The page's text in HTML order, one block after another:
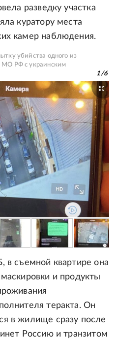
разведку участка
куратору места
камер наблюдения.
убийства одного из
МО РФ с украинским
1/6
съемной квартире она
и продукты
теракта. Он
в жилище сразу после
Россию и транзитом